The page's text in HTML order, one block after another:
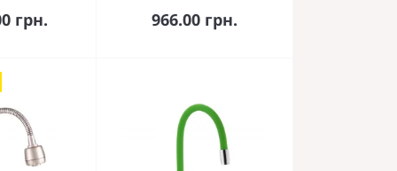
грн. 966.00 грн.
В корзину